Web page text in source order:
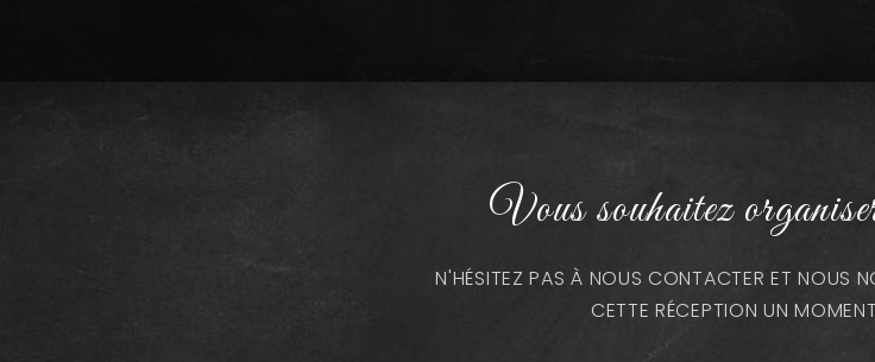
Vous souhaitez
N'HÉSITEZ PAS À NOUS CONTACTER ET NOUS
CETTE RÉCEPTION UN